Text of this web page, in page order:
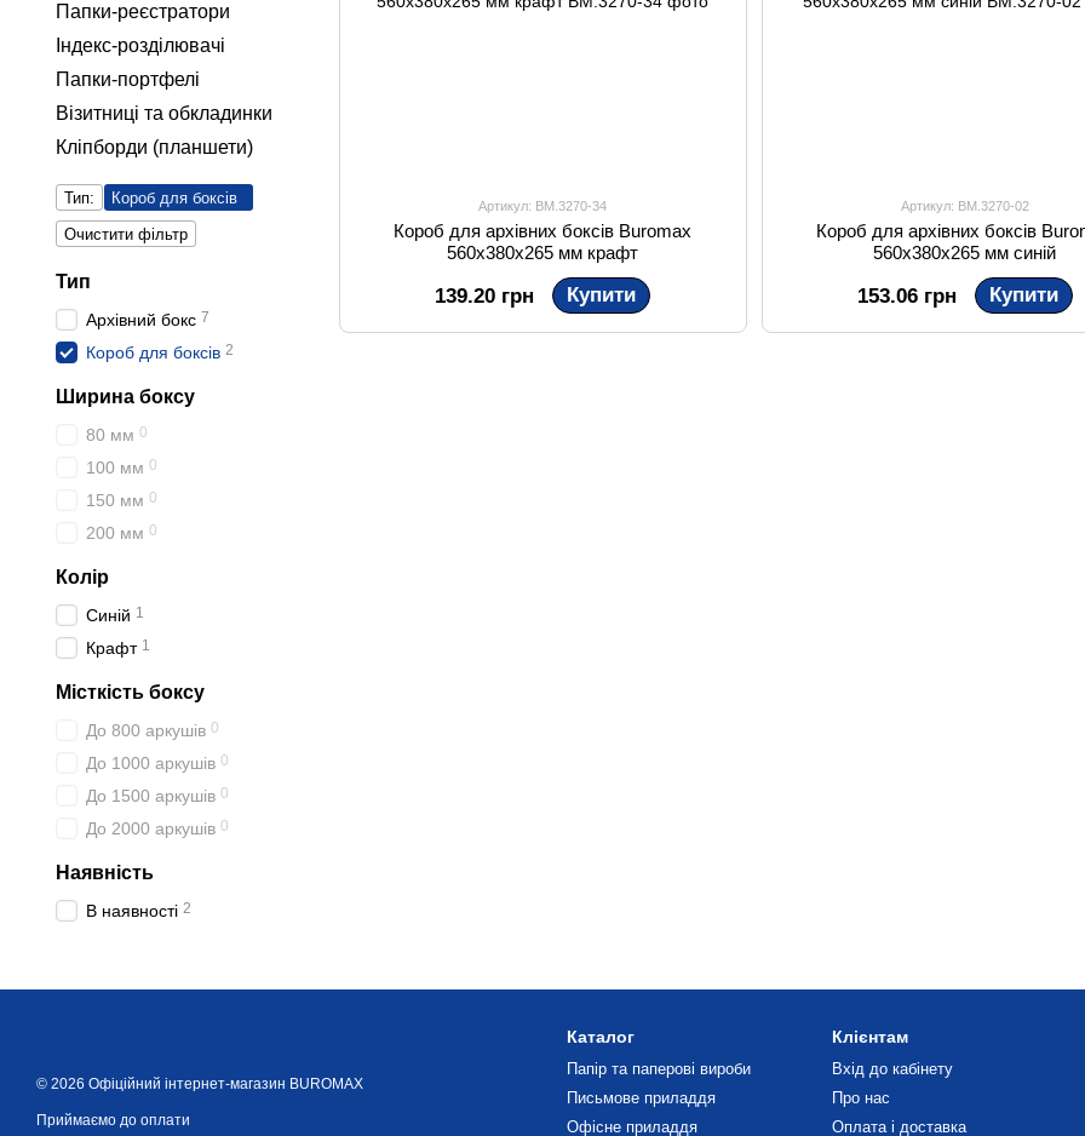
Артикул: BM.3270-34
Короб для архівних боксів Buromax
560х380х265 мм крафт
139.20 грн Купити
Артикул: BM.3270-02
Короб для архівних боксів
560х380х265 мм синій
153.06 грн Купити
Папки-реєстратори
Індекс-розділювачі
Папки-портфелі
Візитниці та обкладинки
Кліпборди (планшети)
Тип:
Короб для боксів
Очистити фільтр
Тип
Архівний бокс 7
Короб для боксів 2
Ширина боксу
80 мм 0
100 мм 0
150 мм 0
200 мм 0
Колір
Синій 1
Крафт 1
Місткість боксу
До 800 аркушів 0
До 1000 аркушів 0
До 1500 аркушів 0
До 2000 аркушів 0
Наявність
В наявності 2
© 2026 Офіційний інтернет-магазин BUROMAX
Приймаємо до оплати
Каталог
Папір та паперові вироби
Письмове приладдя
Офісне приладдя
Клієнтам
Вхід до кабінету
Про нас
Оплата і доставка